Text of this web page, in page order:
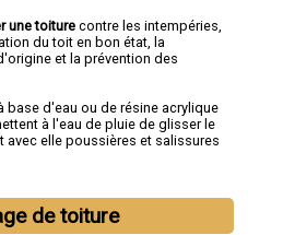
une toiturecontre les intempéries,
du toit en bon état, la
et la prévention des
base d'eau ou de résine acrylique
à l'eau de pluie de glisser le
avec elle poussières et salissures
de toiture